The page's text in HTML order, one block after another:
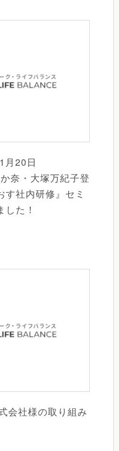
1月20日
奈・大塚万紀子登
社内研修』セミ
た！
会社様の取り組み